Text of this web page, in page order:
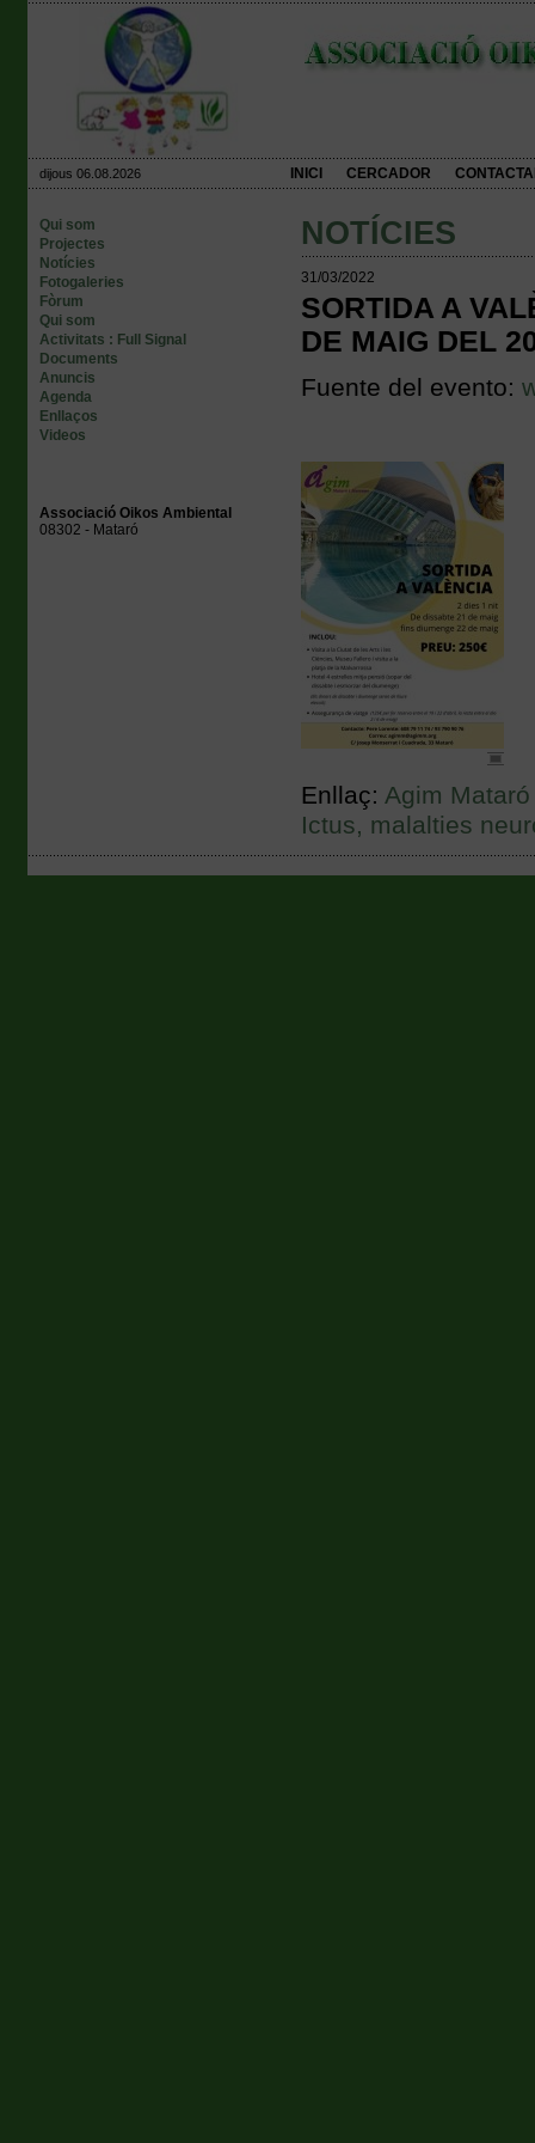
dijous 06.08.2026 INICI CERCADOR
Qui som
Projectes
Notícies
Fotogaleries
Fòrum
Qui som
Activitats : Full Signal
Documents
Anuncis
Agenda
Enllaços
Videos
Associació Oikos Ambiental
08302 - Mataró
NOTÍCIES
31/03/2022
SORTIDA A
DE MAIG DEL
Fuente del evento:
Enllaç: Agim
Ictus, malalties